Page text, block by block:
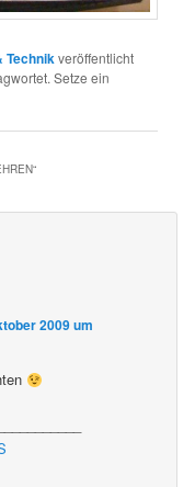
Technikveröffentlicht
Setze ein
“
2009 um